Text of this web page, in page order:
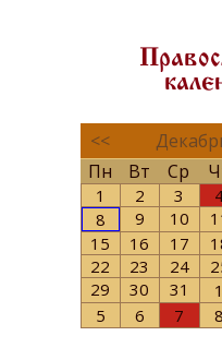
<<
Пн
Вт Ср
1 2 3
8
9 10
15
16 17
22
23 24
29
30 31 1
5
6 7 8